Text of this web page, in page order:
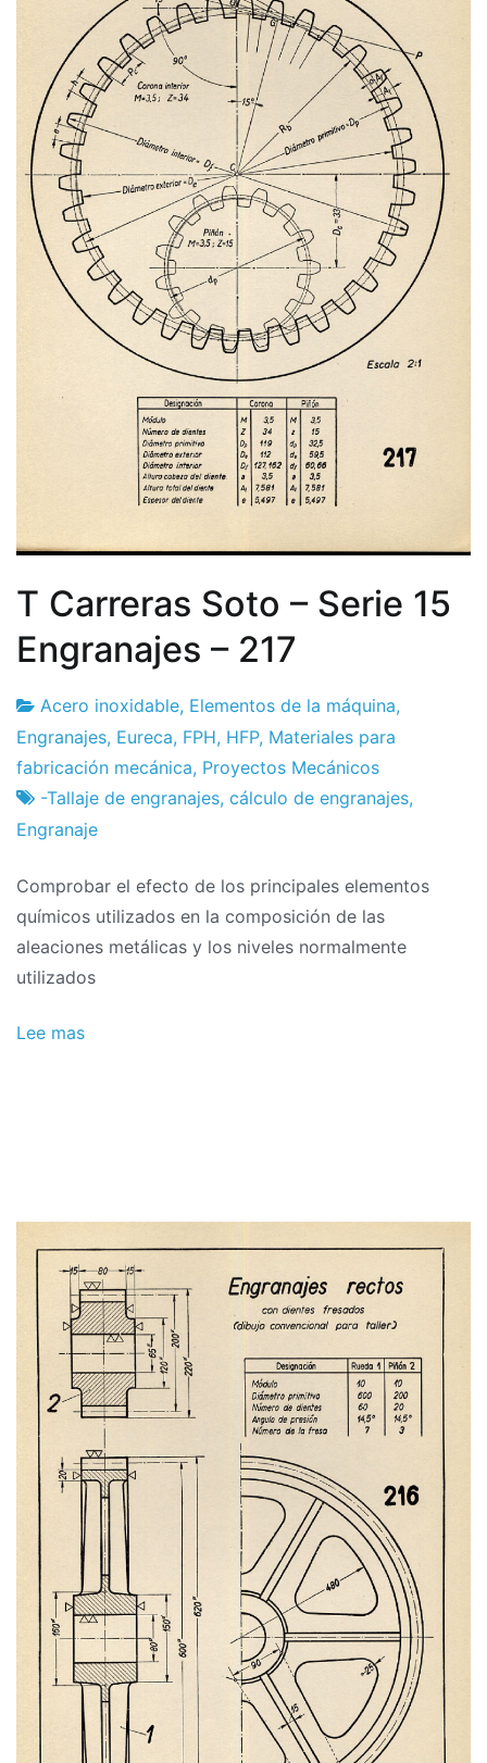
T Carreras Soto – Serie 15
Engranajes – 217
Fábrica
de
proyectos
24
de
febrero
de
Acero inoxidable, Elementos de la máquina,
Engranajes, Eureca, FPH, HFP, Materiales para
fabricación mecánica, Proyectos Mecánicos
-Tallaje de engranajes, cálculo de engranajes,
Engranaje
Comprobar el efecto de los principales elementos
químicos utilizados en la composición de las
aleaciones metálicas y los niveles normalmente
utilizados
Lee mas